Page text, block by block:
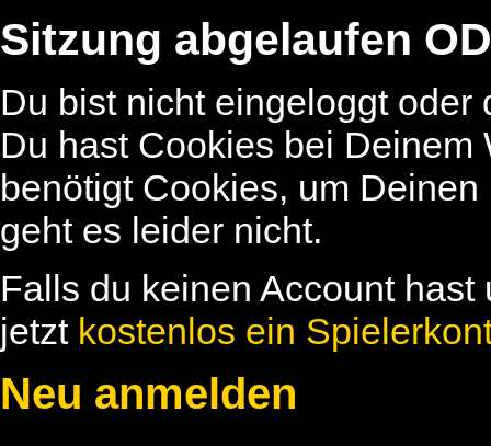
Sitzung abgelaufen
Du bist nicht eingeloggt
Du hast Cookies bei
benötigt Cookies, um
geht es leider nicht.
Falls du keinen Account
jetzt kostenlos ein
Neu anmelden